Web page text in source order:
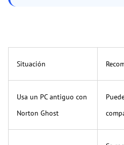
Situación
Usa un PC antiguo con
Norton Ghost